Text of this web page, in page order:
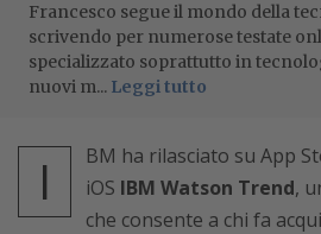
Francesco segue il mondo della
scrivendo per numerose testate
specializzato soprattutto in
nuovi m... Leggi tutto
I
BM ha rilasciato su App
iOS IBM Watson Trend,
che consente a chi fa